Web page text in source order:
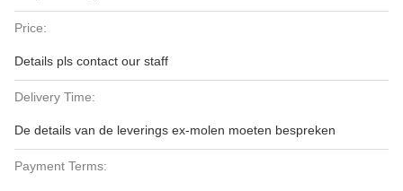
Price:
Details pls contact our staff
Delivery Time:
De details van de leverings ex-molen moeten bespreken
Payment Terms: